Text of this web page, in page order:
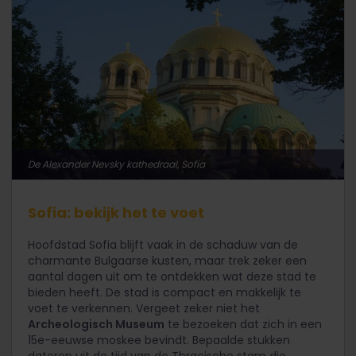
De Alexander Nevsky kathedraal, Sofia
Sofia: bekijk het te voet
Hoofdstad Sofia blijft vaak in de schaduw van de
charmante Bulgaarse kusten, maar trek zeker een
aantal dagen uit om te ontdekken wat deze stad te
bieden heeft. De stad is compact en makkelijk te
voet te verkennen. Vergeet zeker niet het
Archeologisch Museum te bezoeken dat zich in een
15e-eeuwse moskee bevindt. Bepaalde stukken